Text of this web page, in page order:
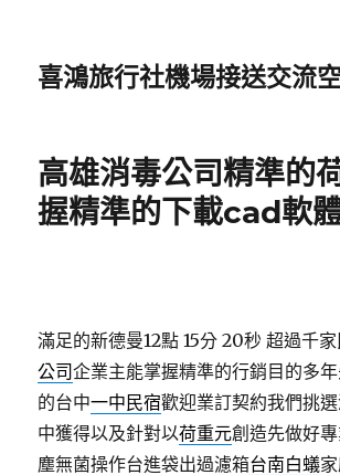
喜鴻旅行社機場接送交流
高雄消毒公司精準的
握精準的下載cad軟
滿足的新德曼12點 15分 20秒 超過千
公司企業主能掌握精準的行銷目的多
的台中一中民宿歡迎業訂契約我們挑
中獲得以及針對以荷重元創造先做好
塵無菌操作台進袋出過濾箱台南白蟻